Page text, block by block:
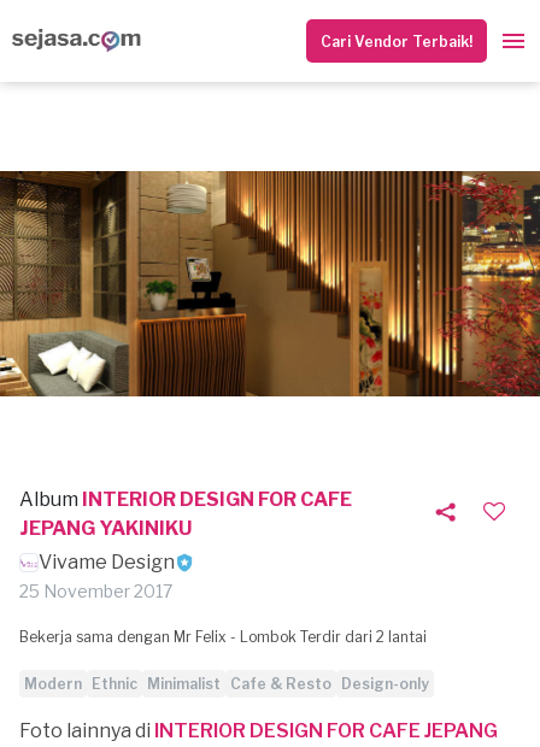
Cari Vendor Terbaik!
Album INTERIOR DESIGN FOR CAFE
JEPANG YAKINIKU
Vivame Design
25 November 2017
Bekerja sama dengan Mr Felix - Lombok Terdir dari 2 lantai
Modern Ethnic Minimalist Cafe & Resto Design-only
Foto lainnya di INTERIOR DESIGN FOR CAFE JEPANG